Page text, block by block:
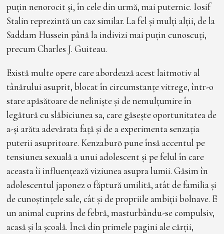
puțin nenorocit și, în cele din urmă, mai puternic. Iosif
Stalin reprezintă un caz similar. La fel și mulți alții, de la
Saddam Hussein până la indivizi mai puțin cunoscuți,
precum Charles J. Guiteau.
Există multe opere care abordează acest laitmotiv al
tânărului asuprit, blocat în circumstanțe vitrege, într-o
stare apăsătoare de neliniște și de nemulțumire în
legătură cu slăbiciunea sa, care găsește oportunitatea de
a-și arăta adevărata față și de a experimenta senzația
puterii asupritoare. Kenzaburō pune însă accentul pe
tensiunea sexuală a unui adolescent și pe felul în care
aceasta îi influențează viziunea asupra lumii. Găsim în
adolescentul japonez o făptură umilită, atât de familia și
de cunoștințele sale, cât și de propriile ambiții bolnave. E
un animal cuprins de febră, masturbându-se compulsiv,
acasă și la școală. Încă din primele pagini ale cărții,